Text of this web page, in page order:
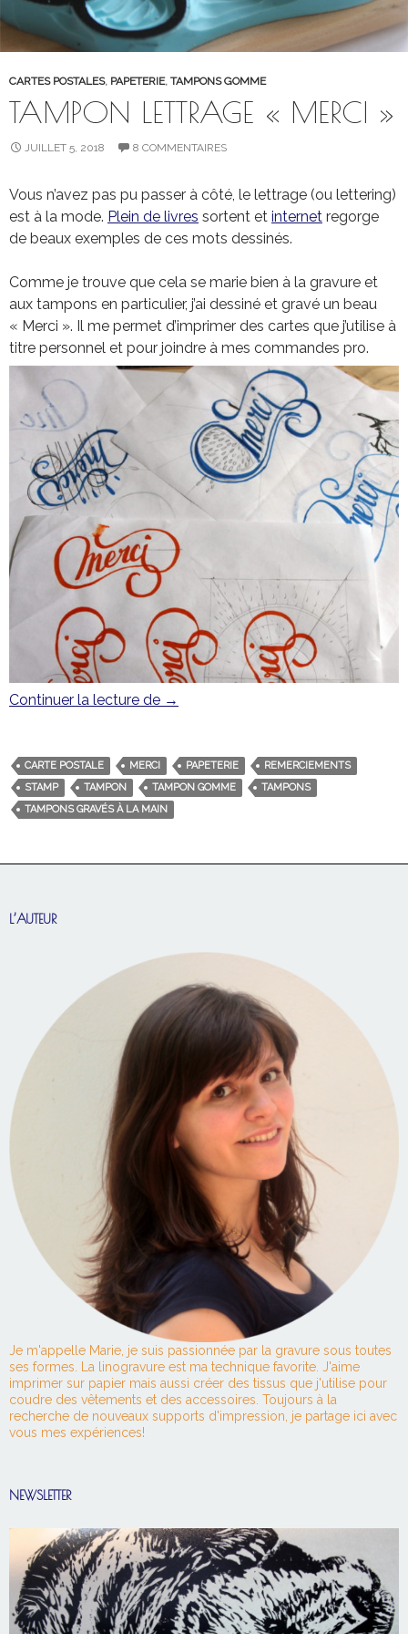
CARTES POSTALES, PAPETERIE, TAMPONS GOMME
TAMPON LETTRAGE « MERCI »
JUILLET 5, 2018 8 COMMENTAIRES
Vous n’avez pas pu passer à côté, le lettrage (ou lettering)
est à la mode. Plein de livres sortent et internet regorge
de beaux exemples de ces mots dessinés.
Comme je trouve que cela se marie bien à la gravure et
aux tampons en particulier, j’ai dessiné et gravé un beau
« Merci ». Il me permet d’imprimer des cartes que j’utilise à
titre personnel et pour joindre à mes commandes pro.
Continuer la lecture de Tampon lettrage « Merci »
→
CARTE POSTALE MERCI PAPETERIE
REMERCIEMENTS
STAMP
TAMPON TAMPON GOMME
TAMPONS
TAMPONS GRAVÉS À LA MAIN
L’AUTEUR
Je m'appelle Marie, je suis passionnée par la gravure sous toutes
ses formes. La linogravure est ma technique favorite. J'aime
imprimer sur papier mais aussi créer des tissus que j'utilise pour
coudre des vêtements et des accessoires. Toujours à la
recherche de nouveaux supports d'impression, je partage ici avec
vous mes expériences!
NEWSLETTER